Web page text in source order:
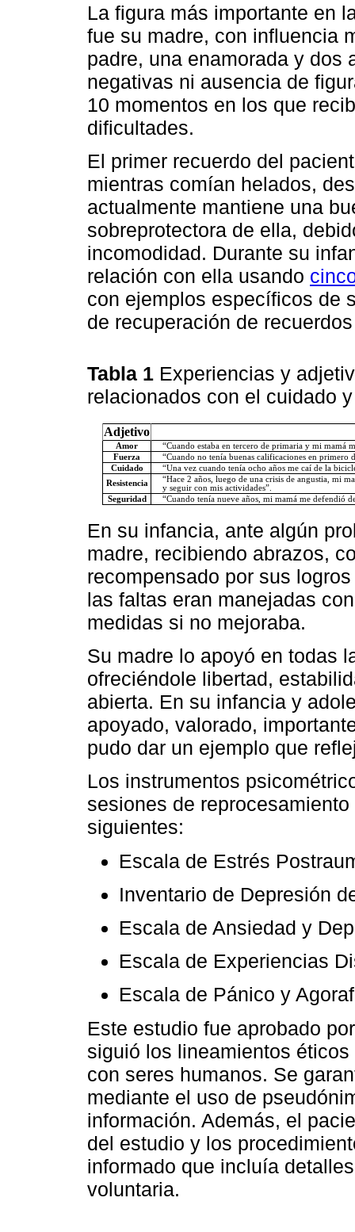
La figura más importante en
fue su madre, con influencia
padre, una enamorada y dos
negativas ni ausencia de
10 momentos en los que
dificultades.
El primer recuerdo del
mientras comían helados,
actualmente mantiene una
sobreprotectora de ella,
incomodidad. Durante su
relación con ella usando
con ejemplos específicos de
de recuperación de
Tabla 1 Experiencias y
relacionados con el cuidado
Adjetivo
Amor
“Cuando estaba en tercero de primaria y mi mamá
Fuerza
“Cuando no tenía buenas calificaciones en primero
Cuidado
“Una vez cuando tenía ocho años me caí de la
Resistencia
“Hace 2 años, luego de una crisis de angustia, mi
y seguir con mis actividades”.
Seguridad
“Cuando tenía nueve años, mi mamá me defendió
En su infancia, ante algún
madre, recibiendo abrazos,
recompensado por sus
las faltas eran manejadas
medidas si no mejoraba.
Su madre lo apoyó en todas
ofreciéndole libertad,
abierta. En su infancia y
apoyado, valorado,
pudo dar un ejemplo que
Los instrumentos
sesiones de
siguientes:
Escala de Estrés
Inventario de Depresión
Escala de Ansiedad y
Escala de Experiencias
Escala de Pánico y
Este estudio fue aprobado
siguió los lineamientos
con seres humanos. Se
mediante el uso de
información. Además, el
del estudio y los
informado que incluía
voluntaria.